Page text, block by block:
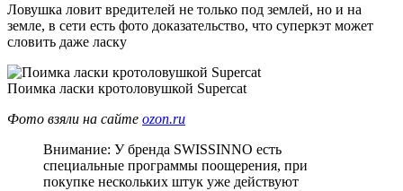
Ловушка ловит вредителей не только под землей, но и на
земле, в сети есть фото доказательство, что суперкэт может
словить даже ласку
Поимка ласки кротоловушкой Supercat
Фото взяли на сайте ozon.ru
Внимание: У бренда SWISSINNO есть
специальные программы поощерения, при
покупке нескольких штук уже действуют